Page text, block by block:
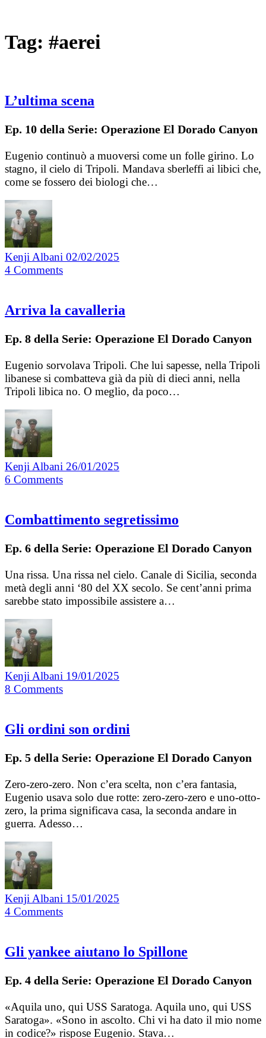
Tag: #aerei
L’ultima scena
Ep. 10 della Serie: Operazione El Dorado Canyon
Eugenio continuò a muoversi come un folle girino. Lo
stagno, il cielo di Tripoli. Mandava sberleffi ai libici che,
come se fossero dei biologi che…
Kenji Albani 02/02/2025
4 Comments
Arriva la cavalleria
Ep. 8 della Serie: Operazione El Dorado Canyon
Eugenio sorvolava Tripoli. Che lui sapesse, nella Tripoli
libanese si combatteva già da più di dieci anni, nella
Tripoli libica no. O meglio, da poco…
Kenji Albani 26/01/2025
6 Comments
Combattimento segretissimo
Ep. 6 della Serie: Operazione El Dorado Canyon
Una rissa. Una rissa nel cielo. Canale di Sicilia, seconda
metà degli anni ‘80 del XX secolo. Se cent’anni prima
sarebbe stato impossibile assistere a…
Kenji Albani 19/01/2025
8 Comments
Gli ordini son ordini
Ep. 5 della Serie: Operazione El Dorado Canyon
Zero-zero-zero. Non c’era scelta, non c’era fantasia,
Eugenio usava solo due rotte: zero-zero-zero e uno-otto-
zero, la prima significava casa, la seconda andare in
guerra. Adesso…
Kenji Albani 15/01/2025
4 Comments
Gli yankee aiutano lo Spillone
Ep. 4 della Serie: Operazione El Dorado Canyon
«Aquila uno, qui USS Saratoga. Aquila uno, qui USS
Saratoga». «Sono in ascolto. Chi vi ha dato il mio nome
in codice?» rispose Eugenio. Stava…